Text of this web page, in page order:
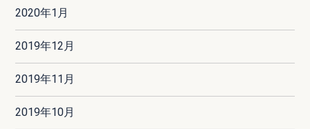
2020年1月
2019年12月
2019年11月
2019年10月